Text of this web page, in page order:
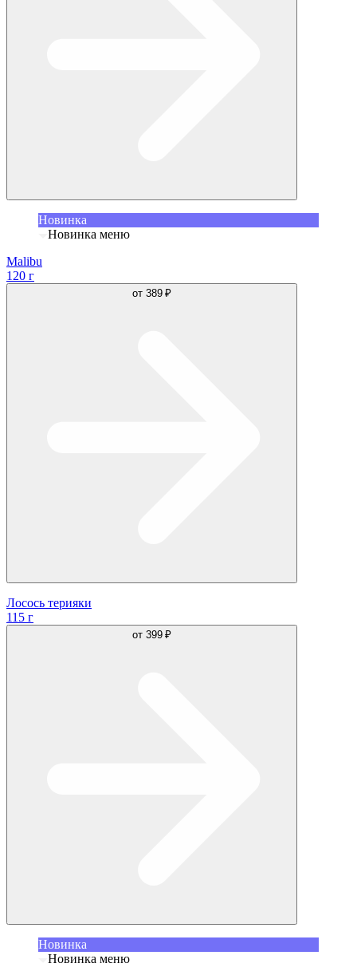
Новинка
Новинка меню
Malibu
120 г
от 389 ₽
Лосось терияки
115 г
от 399 ₽
Новинка
Новинка меню